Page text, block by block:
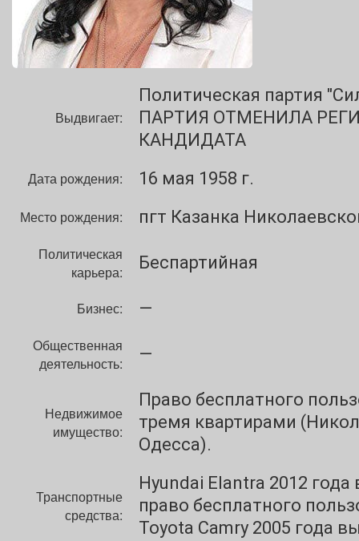
Выдвигает:
Политическая партия
ПАРТИЯ ОТМЕНИЛА
КАНДИДАТА
Дата рождения: 16 мая 1958 г.
Место рождения: пгт Казанка
Политическая
карьера:
Беспартийная
Бизнес: —
Общественная
деятельность:
—
Недвижимое
имущество:
Право бесплатного
тремя квартирами
Одесса).
Транспортные
средства:
Hyundai Elantra 2012 года
право бесплатного
Toyota Camry 2005 года